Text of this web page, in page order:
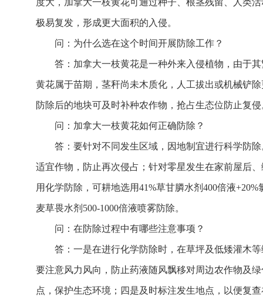
度大，加拿大一枝黄花可通过种子、根茎残留、人类
极易复发，形成更大面积的入侵‌。
问：为什么选在这个时间开展防除工作？
答：加拿大一枝黄花是一种外来入侵植物，由于
黄花属于苗期，茎秆尚未木质化，人工拔出或机械铲
防除后的地块可及时补种农作物，抢占生态位防止复
问：加拿大一枝黄花如何正确防除？
答：要针对不同发生区域，因地制宜进行科学防
适宜作物，防止再次侵占；针对零星发生在家前屋后
用化学防除，可耕地选用41%草甘膦水剂400倍液
麦草畏水剂500-1000倍液喷雾防除。
问：在防除过程中有哪些注意事项？
答：一是在进行化学防除时，在草坪及低矮灌木
要注意风力风向，防止药液随风飘移对周边农作物及
点，保护生态环境；四是及时标注发生地点，以便复